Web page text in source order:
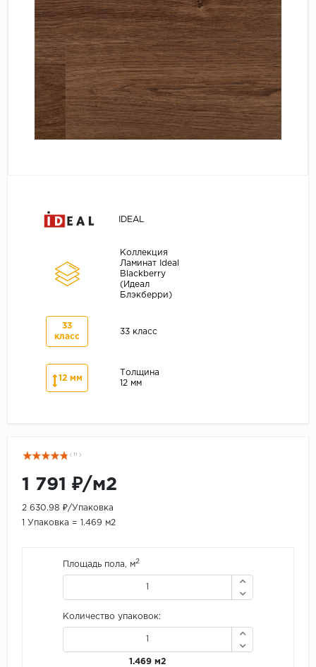
Серый
Бежевый
Дуб светлый
Коричневый
Страна
Австрия
IDEAL
Коллекция
Ламинат Ideal
Blackberry
(Идеал
Блэкберри)
33
класс
33 класс
12 мм
Толщина
12 мм
( 11 )
1 791 ₽/м2
2 630.98 ₽/Упаковка
1 Упаковка = 1.469 м2
Площадь пола, м2
Количество упаковок:
1.469 м2